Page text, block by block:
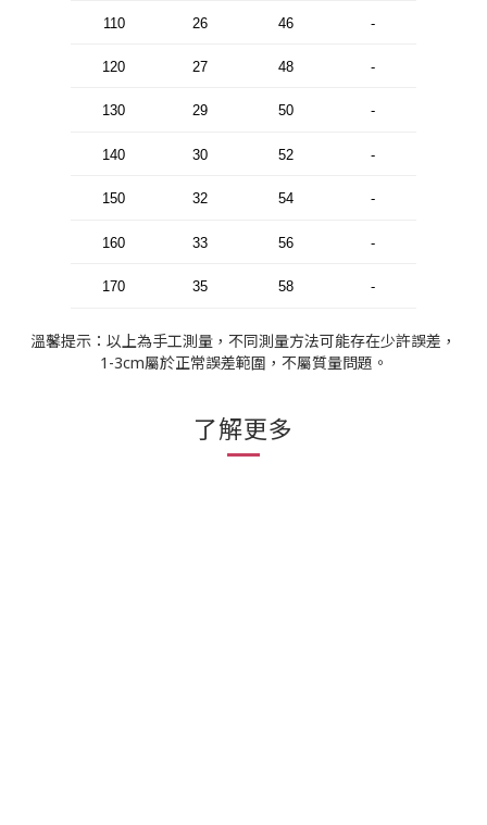
110 26 46 -
120 27 48 -
130 29 50 -
140 30 52 -
150 32 54 -
160 33 56 -
170 35 58 -
溫馨提示：以上為手工測量，不同測量方法可能存在少許誤差，
1-3cm屬於正常誤差範圍，不屬質量問題。
了解更多